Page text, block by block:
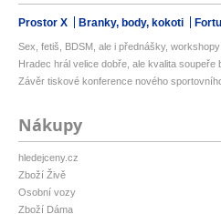
Prostor X Branky, body, kokoti
Sex, fetiš, BDSM, ale i přednášky,
Hradec hrál velice dobře, ale kvalita soupeře
Závěr tiskové konference nového
Nákupy
hledejceny.cz
Zboží Živě
Osobní vozy
Zboží Dáma